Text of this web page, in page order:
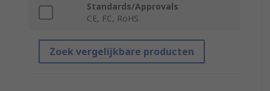
Standards/Approvals
CE, FC, RoHS
Zoek vergelijkbare producten